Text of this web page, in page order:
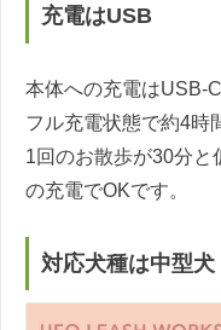
充電はUSB
本体への充電はUSB-C
フル充電状態で約4時
1回のお散歩が30分と
の充電でOKです。
対応犬種は中型